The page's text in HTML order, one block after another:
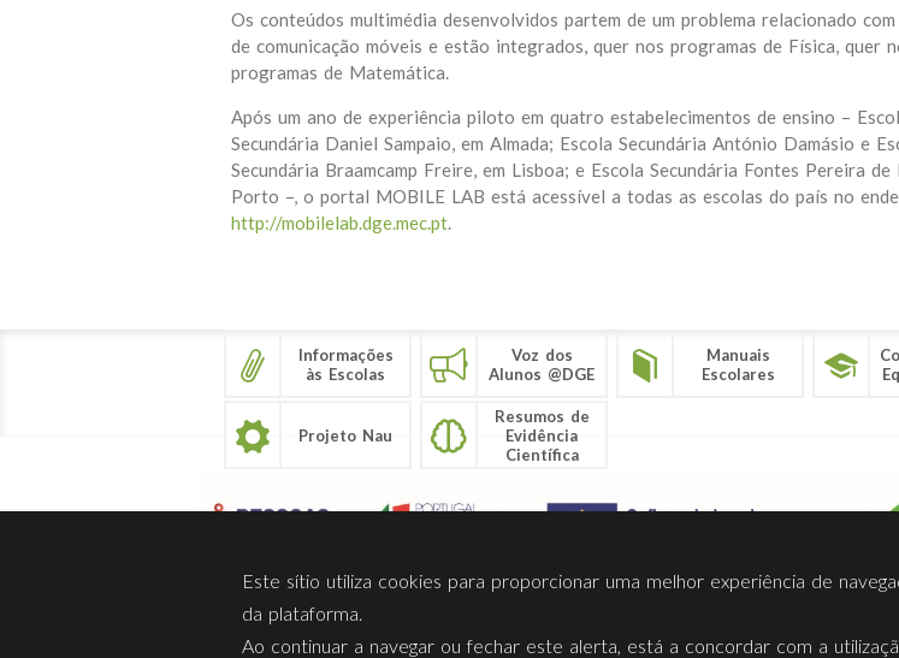
Os conteúdos multimédia desenvolvidos partem de um problema relacionado
de comunicação móveis e estão integrados, quer nos programas de Física, quer
programas de Matemática.
Após um ano de experiência piloto em quatro estabelecimentos de ensino –
Secundária Daniel Sampaio, em Almada; Escola Secundária António Damásio e
Secundária Braamcamp Freire, em Lisboa; e Escola Secundária Fontes Pereira de
Porto –, o portal MOBILE LAB está acessível a todas as escolas do país no
http://mobilelab.dge.mec.pt.
Informações
às Escolas
Voz dos
Alunos @DGE
Manuais
Escolares
Projeto Nau
Resumos de
Evidência
Científica
Sobre Nós Privacidade Termos Utilização Contactos Ligações
Este sítio utiliza cookies para proporcionar uma melhor experiência de
da plataforma.
Ao continuar a navegar ou fechar este alerta, está a concordar com a